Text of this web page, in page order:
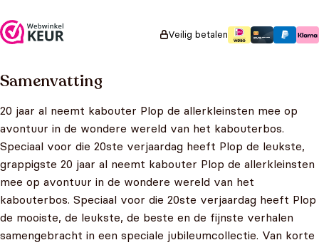
Veilig betalen
Samenvatting
20 jaar al neemt kabouter Plop de allerkleinsten mee op
avontuur in de wondere wereld van het kabouterbos.
Speciaal voor die 20ste verjaardag heeft Plop de leukste,
grappigste 20 jaar al neemt kabouter Plop de allerkleinsten
mee op avontuur in de wondere wereld van het
kabouterbos. Speciaal voor die 20ste verjaardag heeft Plop
de mooiste, de leukste, de beste en de fijnste verhalen
samengebracht in een speciale jubileumcollectie. Van korte